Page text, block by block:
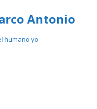
Antonio
humano yo
contenido